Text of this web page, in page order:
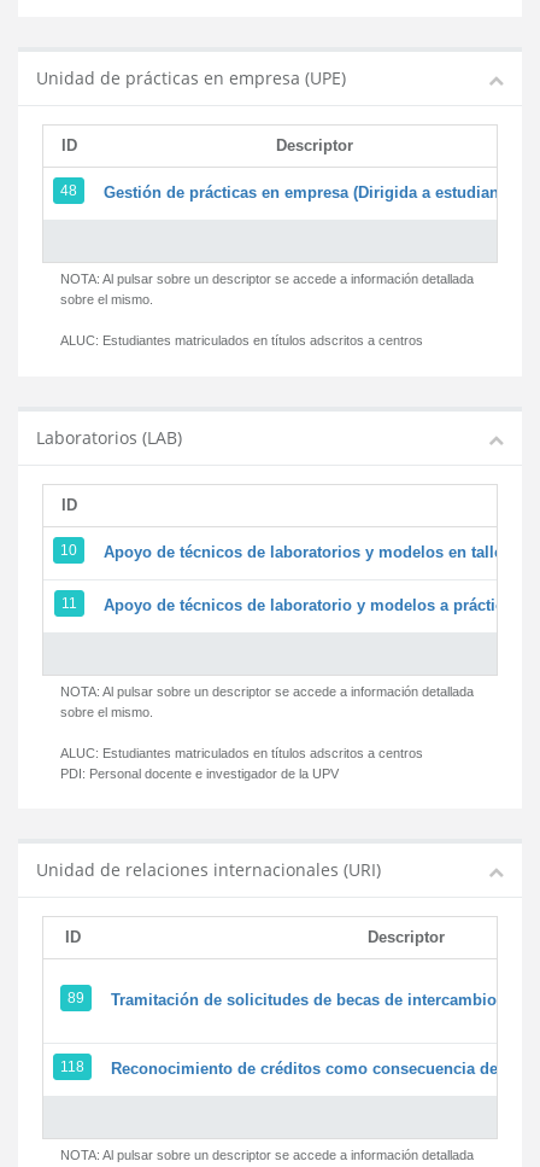
Unidad de prácticas en empresa (UPE)
ID Descriptor
48 Gestión de prácticas en empresa (Dirigida a estudiantes)
NOTA: Al pulsar sobre un descriptor se accede a información detallada
sobre el mismo.
ALUC: Estudiantes matriculados en títulos adscritos a centros
Laboratorios (LAB)
ID
10 Apoyo de técnicos de laboratorios y modelos en
11 Apoyo de técnicos de laboratorio y modelos a prácticas
NOTA: Al pulsar sobre un descriptor se accede a información detallada
sobre el mismo.
ALUC: Estudiantes matriculados en títulos adscritos a centros
PDI: Personal docente e investigador de la UPV
Unidad de relaciones internacionales (URI)
ID Descriptor
89 Tramitación de solicitudes de becas de intercambio
118 Reconocimiento de créditos como consecuencia de un
NOTA: Al pulsar sobre un descriptor se accede a información detallada